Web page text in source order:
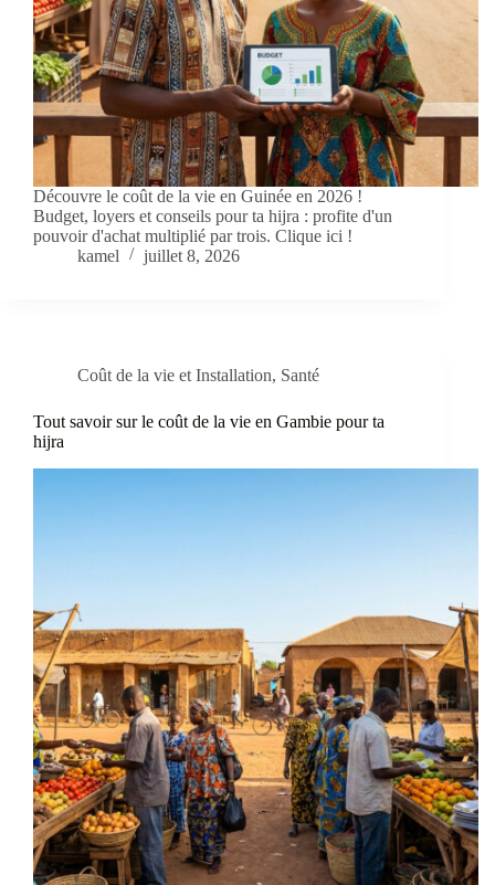
Découvre le coût de la vie en Guinée en 2026 !
Budget, loyers et conseils pour ta hijra : profite d'un
pouvoir d'achat multiplié par trois. Clique ici !
kamel
juillet 8, 2026
Coût de la vie et Installation, Santé
Tout savoir sur le coût de la vie en Gambie pour ta
hijra